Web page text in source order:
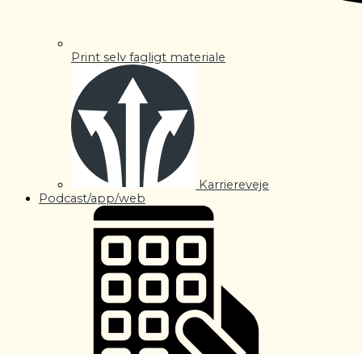
Print selv fagligt materiale
Karriereveje
Podcast/app/web